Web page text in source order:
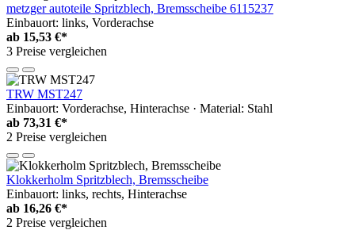
metzger autoteile Spritzblech, Bremsscheibe 6115237
Einbauort: links, Vorderachse
ab 15,53 €*
3 Preise vergleichen
TRW MST247
Einbauort: Vorderachse, Hinterachse · Material: Stahl
ab 73,31 €*
2 Preise vergleichen
Klokkerholm Spritzblech, Bremsscheibe
Einbauort: links, rechts, Hinterachse
ab 16,26 €*
2 Preise vergleichen